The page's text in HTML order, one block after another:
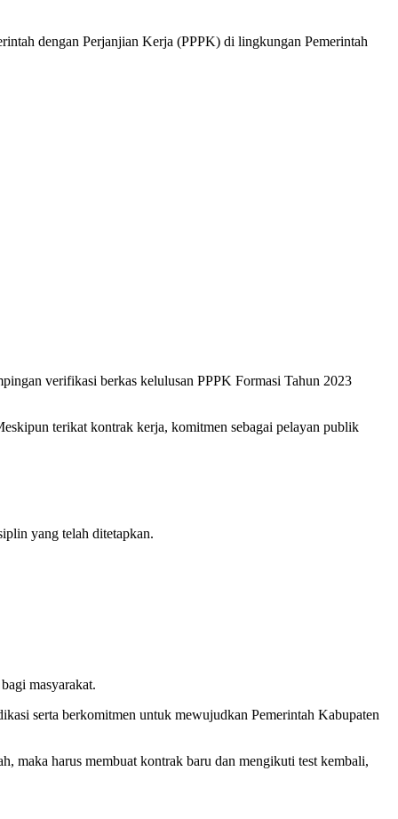
dengan Perjanjian Kerja (PPPK) di lingkungan Pemerintah
verifikasi berkas kelulusan PPPK Formasi Tahun 2023
terikat kontrak kerja, komitmen sebagai pelayan publik
yang telah ditetapkan.
masyarakat.
serta berkomitmen untuk mewujudkan Pemerintah Kabupaten
maka harus membuat kontrak baru dan mengikuti test kembali,